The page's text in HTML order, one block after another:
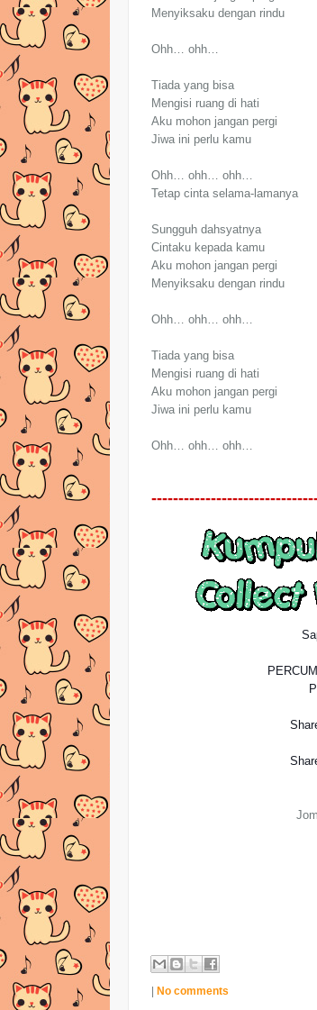
Menyiksaku dengan rindu
Ohh… ohh…
Tiada yang bisa
Mengisi ruang di hati
Aku mohon jangan pergi
Jiwa ini perlu kamu
Ohh… ohh… ohh…
Tetap cinta selama-lamanya
Sungguh dahsyatnya
Cintaku kepada kamu
Aku mohon jangan pergi
Menyiksaku dengan rindu
Ohh… ohh… ohh…
Tiada yang bisa
Mengisi ruang di hati
Aku mohon jangan pergi
Jiwa ini perlu kamu
Ohh… ohh… ohh…
| No comments